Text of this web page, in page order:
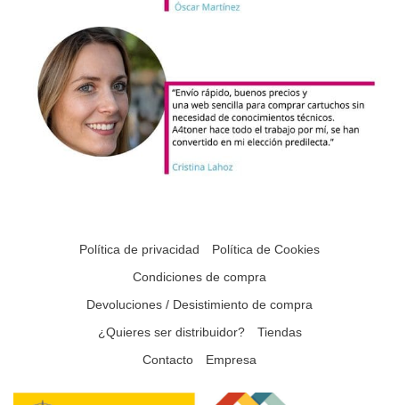
Política de privacidad
Política de Cookies
Condiciones de compra
Devoluciones / Desistimiento de compra
¿Quieres ser distribuidor?
Tiendas
Contacto
Empresa